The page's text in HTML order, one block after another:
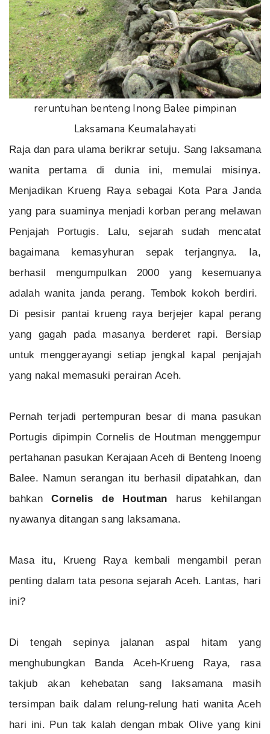
reruntuhan benteng Inong Balee pimpinan
Laksamana Keumalahayati
Raja dan para ulama berikrar setuju. Sang laksamana
wanita pertama di dunia ini, memulai misinya.
Menjadikan Krueng Raya sebagai Kota Para Janda
yang para suaminya menjadi korban perang melawan
Penjajah Portugis. Lalu, sejarah sudah mencatat
bagaimana kemasyhuran sepak terjangnya. Ia,
berhasil mengumpulkan 2000 yang kesemuanya
adalah wanita janda perang. Tembok kokoh berdiri.
Di pesisir pantai krueng raya berjejer kapal perang
yang gagah pada masanya berderet rapi. Bersiap
untuk menggerayangi setiap jengkal kapal penjajah
yang nakal memasuki perairan Aceh.
Pernah terjadi pertempuran besar di mana pasukan
Portugis dipimpin Cornelis de Houtman menggempur
pertahanan pasukan Kerajaan Aceh di Benteng Inoeng
Balee. Namun serangan itu berhasil dipatahkan, dan
bahkanCornelis de Houtman harus kehilangan
nyawanya ditangan sang laksamana.
Masa itu, Krueng Raya kembali mengambil peran
penting dalam tata pesona sejarah Aceh. Lantas, hari
ini?
Di tengah sepinya jalanan aspal hitam yang
menghubungkan Banda Aceh-Krueng Raya, rasa
takjub akan kehebatan sang laksamana masih
tersimpan baik dalam relung-relung hati wanita Aceh
hari ini. Pun tak kalah dengan mbak Olive yang kini